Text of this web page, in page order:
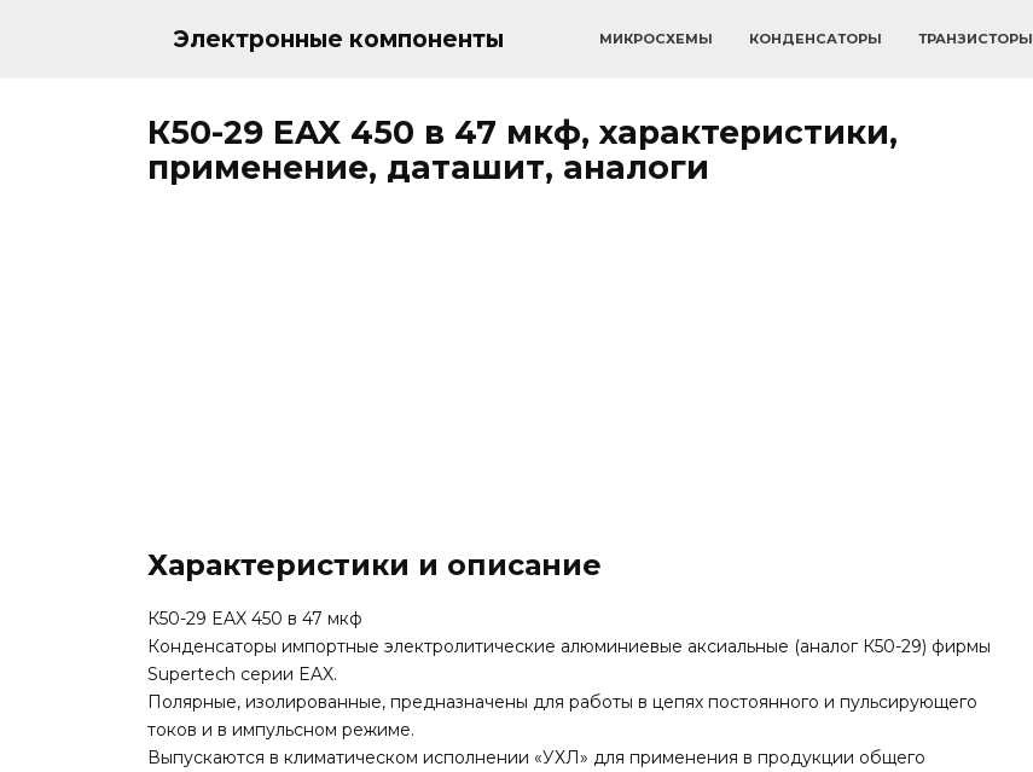
Электронные компоненты МИКРОСХЕМЫ КОНДЕНСАТОРЫ ТРАНЗИСТОРЫ
К50-29 EAX 450 в 47 мкф, характеристики,
применение, даташит, аналоги
Характеристики и описание
К50-29 EAX 450 в 47 мкф
Конденсаторы импортные электролитические алюминиевые аксиальные (аналог К50-29) фирмы
Supertech серии EAX.
Полярные, изолированные, предназначены для работы в цепях постоянного и пульсирующего
токов и в импульсном режиме.
Выпускаются в климатическом исполнении «УХЛ» для применения в продукции общего